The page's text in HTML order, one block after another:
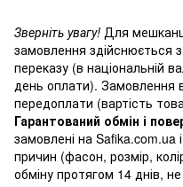
Зверніть увагу! Для
замовлення здійснюється
переказу (в національній
день оплати). Замовлення
передоплати (вартість
Гарантований обмін і
замовлені на Safika.com.ua
причин (фасон, розмір,
обміну протягом 14 днів,